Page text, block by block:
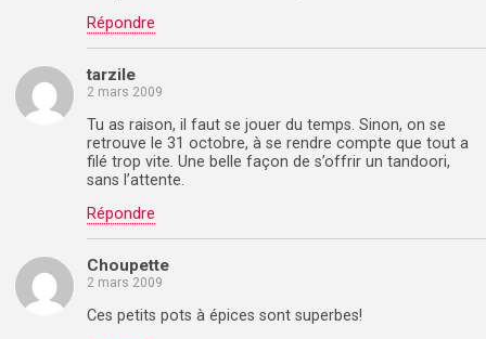
Répondre
tarzile
2 mars 2009
Tu as raison, il faut se jouer du temps. Sinon, on se
retrouve le 31 octobre, à se rendre compte que tout a
filé trop vite. Une belle façon de s’offrir un tandoori,
sans l’attente.
Répondre
Choupette
2 mars 2009
Ces petits pots à épices sont superbes!